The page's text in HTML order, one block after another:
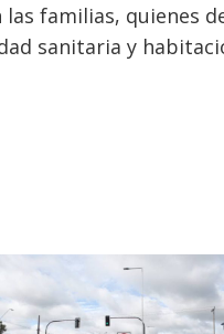
familias, quienes
sanitaria y